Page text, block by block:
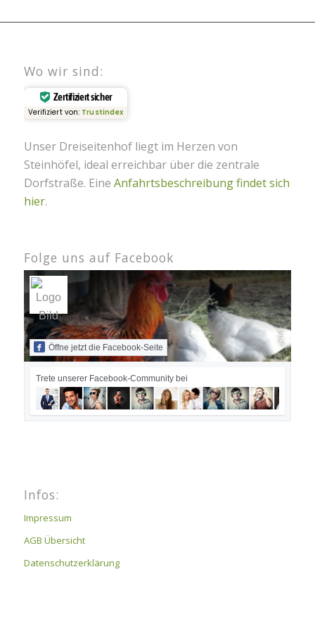
Wo wir sind:
Zertifiziert sicher
Verifiziert von: Trustindex
Unser Dreiseitenhof liegt im Herzen von
Steinhöfel, ideal erreichbar über die zentrale
Dorfstraße. Eine Anfahrtsbeschreibung findet sich
hier.
Folge uns auf Facebook
Öffne jetzt die Facebook-Seite
Trete unserer Facebook-Community bei
Infos:
Impressum
AGB Übersicht
Datenschutzerklärung